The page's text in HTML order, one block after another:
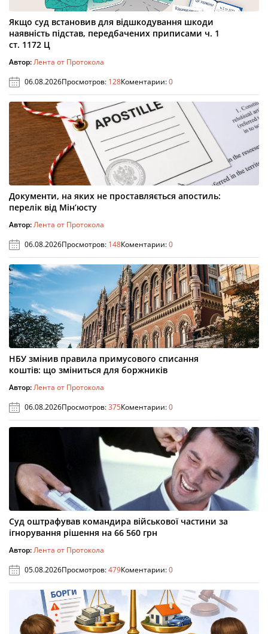
Якщо суд встановив для відшкодування шкоди
наявність підстав, передбачених приписами ч. 1
ст. 1172 Ц
Автор:Лента от Протокола
06.08.2026Просмотров: 128Коментарии:0
Документи, на яких не проставляється апостиль:
перелік від Мін’юсту
Автор:Лента от Протокола
06.08.2026Просмотров: 148Коментарии:0
НБУ змінив правила примусового списання
коштів: що зміниться для боржників
Автор:Лента от Протокола
06.08.2026Просмотров:375Коментарии:0
Суд оштрафував командира військової частини за
ігнорування рішення на 66 560 грн
Автор:Лента от Протокола
05.08.2026Просмотров:479Коментарии:0